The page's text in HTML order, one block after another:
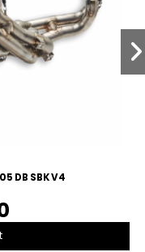
DB SBK V4